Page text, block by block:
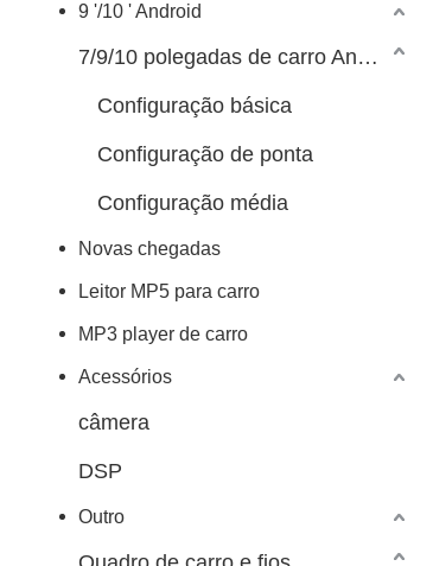
9 '/10 ' Android
7/9/10 polegadas de carro Android Player
Configuração básica
Configuração de ponta
Configuração média
Novas chegadas
Leitor MP5 para carro
MP3 player de carro
Acessórios
câmera
DSP
Outro